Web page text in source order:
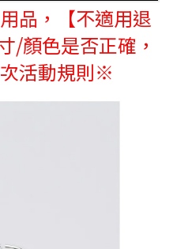
品，
【不適用退
/顏色是否正確，
活動規則※